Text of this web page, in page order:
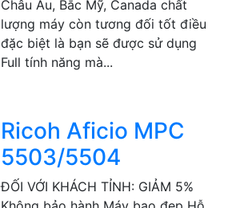
Châu Âu, Bắc Mỹ, Canada chất
lượng máy còn tương đối tốt điều
đặc biệt là bạn sẽ được sử dụng
Full tính năng mà...
Ricoh Aficio MPC
5503/5504
ĐỐI VỚI KHÁCH TỈNH: GIẢM 5%